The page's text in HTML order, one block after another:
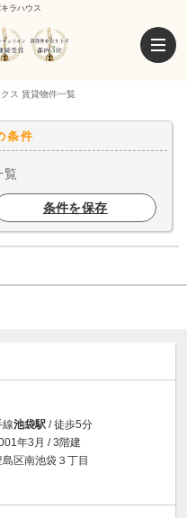
ラハウス
ス 賃貸物件一覧
条件
覧
条件を保存
線池袋駅 / 徒歩5分
年3月 / 3階建
区南池袋３丁目